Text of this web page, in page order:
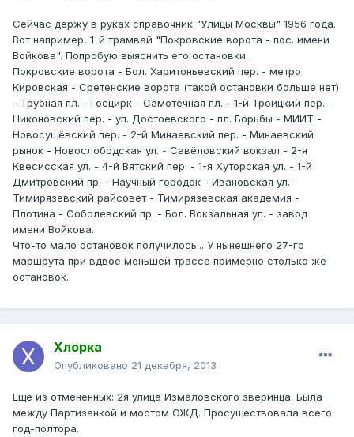
Сейчас держу в руках справочник "Улицы Москвы" 1956 года.
Вот например, 1-й трамвай "Покровские ворота - пос. имени
Войкова". Попробую выяснить его остановки.
Покровские ворота - Бол. Харитоньевский пер. - метро
Кировская - Сретенские ворота (такой остановки больше нет)
- Трубная пл. - Госцирк - Самотёчная пл. - 1-й Троицкий пер. -
Никоновский пер. - ул. Достоевского - пл. Борьбы - МИИТ -
Новосущёвский пер. - 2-й Минаевский пер. - Минаевский
рынок - Новослободская ул. - Савёловский вокзал - 2-я
Квесисская ул. - 4-й Вятский пер. - 1-я Хуторская ул. - 1-й
Дмитровский пр. - Научный городок - Ивановская ул. -
Тимирязевский райсовет - Тимирязевская академия -
Плотина - Соболевский пр. - Бол. Вокзальная ул. - завод
имени Войкова.
Что-то мало остановок получилось... У нынешнего 27-го
маршрута при вдвое меньшей трассе примерно столько же
остановок.
Хлорка
Опубликовано 21 декабря, 2013
Ещё из отменённых: 2я улица Измаловского зверинца. Была
между Партизанкой и мостом ОЖД. Просуществовала всего
год-полтора.